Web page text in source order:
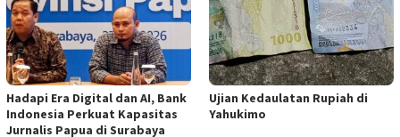
Hadapi Era Digital dan AI, Bank
Indonesia Perkuat Kapasitas
Jurnalis Papua di Surabaya
Ujian Kedaulatan Rupiah di
Yahukimo